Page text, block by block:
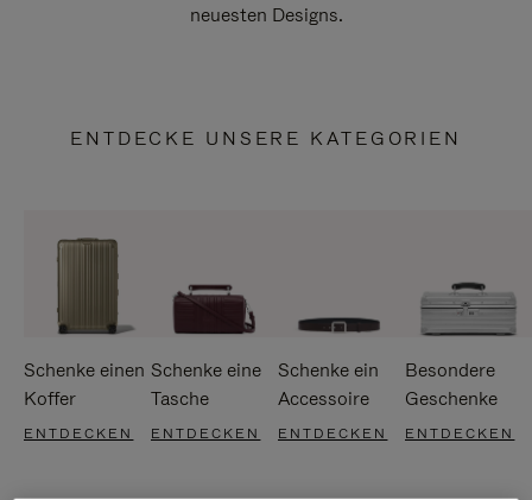
neuesten Designs.
ENTDECKE UNSERE KATEGORIEN
Schenke einen
Koffer
ENTDECKEN
Schenke eine
Tasche
ENTDECKEN
Schenke ein
Accessoire
ENTDECKEN
Besondere
Geschenke
ENTDECKEN